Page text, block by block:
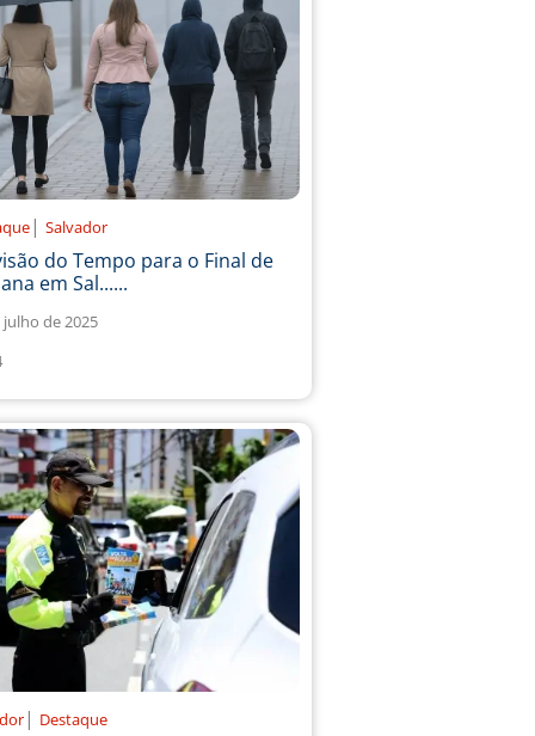
| Salvador
do Tempo para o Final de
em Sal......
julho de 2025
| Destaque